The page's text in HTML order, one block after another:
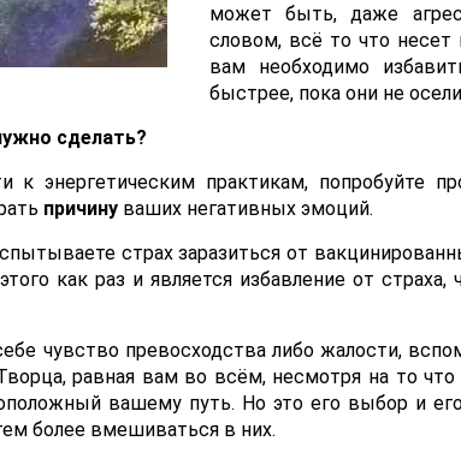
может быть, даже
словом, всё то что несет
вам необходимо
быстрее, пока они не
сделать?
энергетическим практикам, попробуйте
причину ваших негативных эмоций.
страх заразиться от
как раз и является избавление от
чувство превосходства либо жалости,
равная вам во всём, несмотря на то что
вашему путь. Но это его выбор и
более вмешиваться в них.